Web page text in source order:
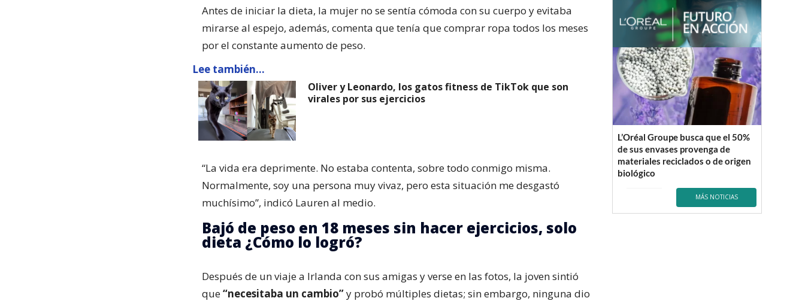
Antes de iniciar la dieta, la mujer no se sentía cómoda con su cuerpo y evitaba
mirarse al espejo, además, comenta que tenía que comprar ropa todos los meses
por el constante aumento de peso.
Lee también...
Oliver y Leonardo, los gatos fitness de TikTok que son
virales por sus ejercicios
“La vida era deprimente. No estaba contenta, sobre todo conmigo misma.
Normalmente, soy una persona muy vivaz, pero esta situación me desgastó
muchísimo”, indicó Lauren al medio.
Bajó de peso en 18 meses sin hacer ejercicios, solo
dieta ¿Cómo lo logró?
Después de un viaje a Irlanda con sus amigas y verse en las fotos, la joven sintió
que“necesitaba un cambio”y probó múltiples dietas; sin embargo, ninguna dio
L’Oréal Groupe busca que el 50%
de sus envases provenga de
materiales reciclados o de origen
biológico
MÁS NOTICIAS